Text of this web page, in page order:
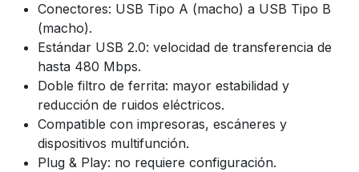
Conectores: USB Tipo A (macho) a USB Tipo B
(macho).
Estándar USB 2.0: velocidad de transferencia de
hasta 480 Mbps.
Doble filtro de ferrita: mayor estabilidad y
reducción de ruidos eléctricos.
Compatible con impresoras, escáneres y
dispositivos multifunción.
Plug & Play: no requiere configuración.